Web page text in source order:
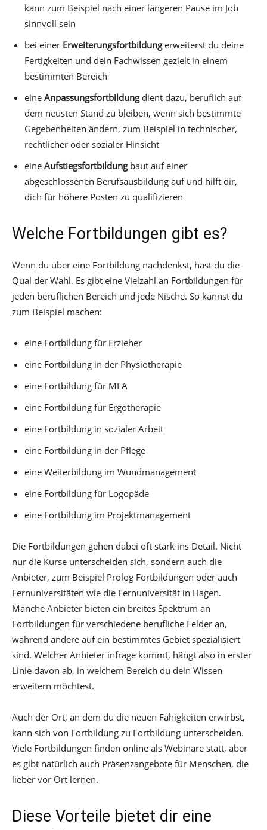
kann zum Beispiel nach einer längeren Pause im Job
sinnvoll sein
bei einer Erweiterungsfortbildungerweiterst du deine
Fertigkeiten und dein Fachwissen gezielt in einem
bestimmten Bereich
eine Anpassungsfortbildungdient dazu, beruflich auf
dem neusten Stand zu bleiben, wenn sich bestimmte
Gegebenheiten ändern, zum Beispiel in technischer,
rechtlicher oder sozialer Hinsicht
eine Aufstiegsfortbildungbaut auf einer
abgeschlossenen Berufsausbildung auf und hilft dir,
dich für höhere Posten zu qualifizieren
Welche Fortbildungen gibt es?
Wenn du über eine Fortbildung nachdenkst, hast du die
Qual der Wahl. Es gibt eine Vielzahl an Fortbildungen für
jeden beruflichen Bereich und jede Nische. So kannst du
zum Beispiel machen:
eine Fortbildung für Erzieher
eine Fortbildung in der Physiotherapie
eine Fortbildung für MFA
eine Fortbildung für Ergotherapie
eine Fortbildung in sozialer Arbeit
eine Fortbildung in der Pflege
eine Weiterbildung im Wundmanagement
eine Fortbildung für Logopäde
eine Fortbildung im Projektmanagement
Die Fortbildungen gehen dabei oft stark ins Detail. Nicht
nur die Kurse unterscheiden sich, sondern auch die
Anbieter, zum Beispiel Prolog Fortbildungen oder auch
Fernuniversitäten wie die Fernuniversität in Hagen.
Manche Anbieter bieten ein breites Spektrum an
Fortbildungen für verschiedene berufliche Felder an,
während andere auf ein bestimmtes Gebiet spezialisiert
sind. Welcher Anbieter infrage kommt, hängt also in erster
Linie davon ab, in welchem Bereich du dein Wissen
erweitern möchtest.
Auch der Ort, an dem du die neuen Fähigkeiten erwirbst,
kann sich von Fortbildung zu Fortbildung unterscheiden.
Viele Fortbildungen finden online als Webinare statt, aber
es gibt natürlich auch Präsenzangebote für Menschen, die
lieber vor Ort lernen.
Diese Vorteile bietet dir eine